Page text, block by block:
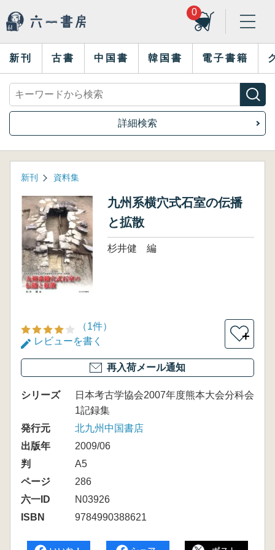
0
新刊 古書 中国書 韓国書 電子書籍
詳細検索
新刊 資料集
九州系横穴式石室の伝播
と拡散
杉井健 編
（1件）
レビューを書く
＋
再入荷メール通知
シリーズ
日本考古学協会2007年度熊本大会分科会
1記録集
発行元
北九州中国書店
出版年
2009/06
判
A5
ページ
286
六一ID
N03926
ISBN
9784990388621